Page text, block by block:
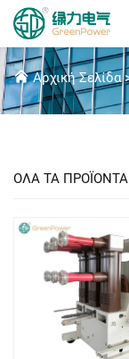
Προϊόντα
Λύσεις
ΚΕΝΌΣ
Αρχική Σελίδα
ΟΛΑ ΤΑ ΠΡΟΪΟΝΤΑ